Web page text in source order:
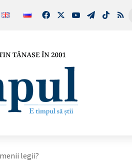
FacebookYouTubeTelegram
TikTokRSS
legii?